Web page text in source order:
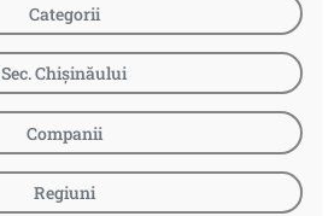
Categorii
Sec. Chișinăului
Companii
Regiuni